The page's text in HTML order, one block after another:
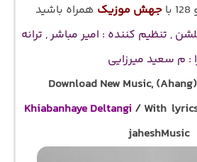
جهش موزیک همراه باشید
, تنظیم کننده : امیر مباشر , ترانه
: م سعید میرزایی
Download New Music, (Ahang)
Khiabanhaye Deltangi / With
jaheshMusic